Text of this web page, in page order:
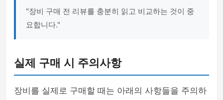
"장비 구매 전 리뷰를 충분히 읽고 비교하는 것이 중
요합니다."
실제 구매 시 주의사항
장비를 실제로 구매할 때는 아래의 사항들을 주의하